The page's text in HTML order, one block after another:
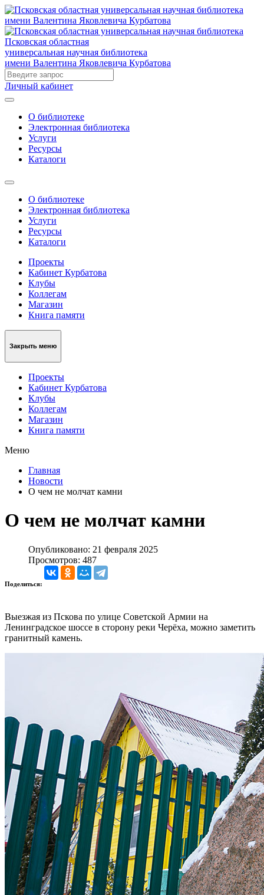
Псковская областная
универсальная научная библиотека
имени Валентина Яковлевича Курбатова
Личный кабинет
О библиотеке
Электронная библиотека
Услуги
Ресурсы
Каталоги
О библиотеке
Электронная библиотека
Услуги
Ресурсы
Каталоги
Проекты
Кабинет Курбатова
Клубы
Коллегам
Магазин
Книга памяти
Закрыть меню
Проекты
Кабинет Курбатова
Клубы
Коллегам
Магазин
Книга памяти
Меню
Главная
Новости
О чем не молчат камни
О чем не молчат камни
Опубликовано: 21 февраля 2025
Просмотров: 487
Поделиться:
Выезжая из Пскова по улице Советской Армии на
Ленинградское шоссе в сторону реки Черёха, можно заметить
гранитный камень.